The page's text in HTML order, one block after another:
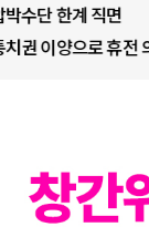
AI의 숨은 환경 비용
AI는 어떻게 미국 민